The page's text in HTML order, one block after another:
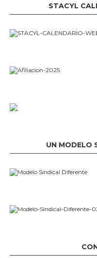
STACYL
UN MODELO